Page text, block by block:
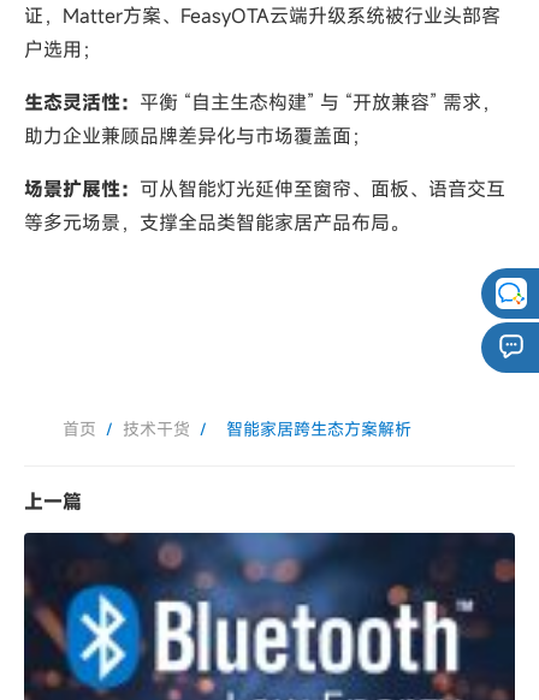
证，Matter方案、FeasyOTA云端升级系统被行业头部客
户选用；
生态灵活性： 平衡 “自主生态构建” 与 “开放兼容” 需求，
助力企业兼顾品牌差异化与市场覆盖面；
场景扩展性： 可从智能灯光延伸至窗帘、面板、语音交互
等多元场景，支撑全品类智能家居产品布局。
首页 / 技术干货 / 智能家居跨生态方案解析
上一篇